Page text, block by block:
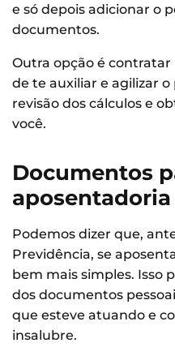
e só depois adicionar o
documentos.
Outra opção é
de te auxiliar e agilizar o
revisão dos cálculos e
você.
Documentos
Podemos dizer que,
Previdência, se
bem mais simples. Isso
dos documentos
que esteve atuando e
insalubre.